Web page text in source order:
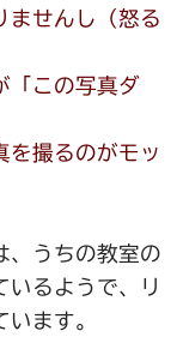
ませんし（怒る
「この写真ダ
を撮るのがモッ
、うちの教室の
いるようで、リ
ます。